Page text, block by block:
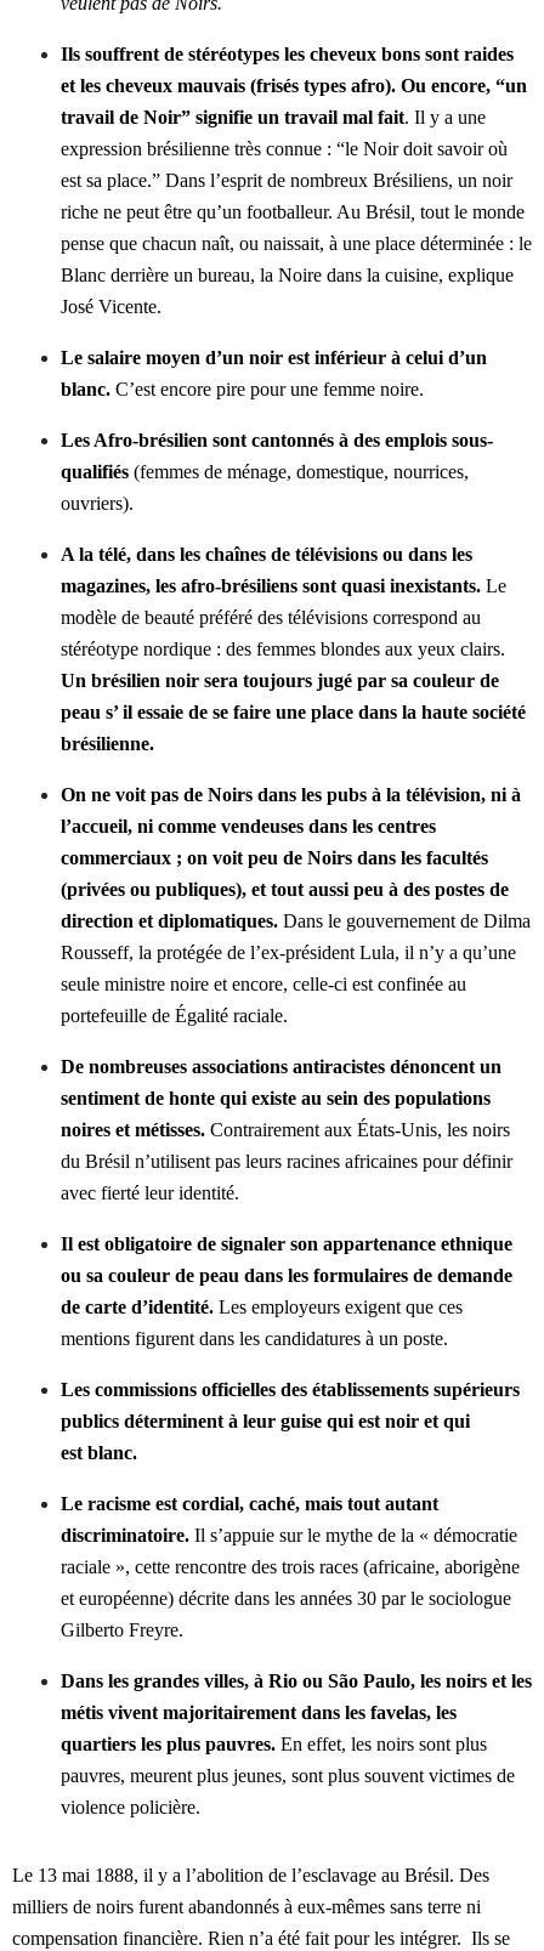
Ils souffrent de stéréotypes les cheveux bons sont raides
et les cheveux mauvais (frisés types afro). Ou encore, “un
travail de Noir” signifie un travail mal fait. Il y a une
expression brésilienne très connue : “le Noir doit savoir où
est sa place.” Dans l’esprit de nombreux Brésiliens, un noir
riche ne peut être qu’un footballeur. Au Brésil tout le monde
pense que chacun naît, ou naissait, à une place déterminée : le
Blanc derrière un bureau, la Noire dans la cuisine, explique
José Vicente.
Le salaire moyen d’un noir est inférieur à celui d’un
blanc. C’est encore pire pour une femme noire.
Les Afro-brésilien sont cantonnés à des emplois sous-
qualifiés (femmes de ménage, domestique, nourrices,
ouvriers).
A la télé, dans les chaînes de télévisions ou dans les
magazines, les afro-brésiliens sont quasi inexistants. Le
modèle de beauté préféré des télévisions correspond au
stéréotype nordique : des femmes blondes aux yeux clairs.
Un brésilien noir sera toujours jugé par sa couleur de
peau s’ il essaie de se faire une place dans la haute société
brésilienne.
On ne voit pas de Noirs dans les pubs à la télévision, ni à
l’accueil, ni comme vendeuses dans les centres
commerciaux ; on voit peu de Noirs dans les facultés
(privées ou publiques), et tout aussi peu à des postes de
direction et diplomatiques. Dans le gouvernement de Dilma
Rousseff, la protégée de l’ex-président Lula, il n’y a qu’une
seule ministre noire et encore, celle-ci est confinée au
portefeuille de Égalité raciale.
De nombreuses associations antiracistes dénoncent un
sentiment de honte qui existe au sein des populations
noires et métisses. Contrairement aux États-Unis, les noirs
du Brésil n’utilisent pas leurs racines africaines pour définir
avec fierté leur identité.
Il est obligatoire de signaler son appartenance ethnique
ou sa couleur de peau dans les formulaires de demande
de carte d’identité. Les em­ployeurs exigent que ces
mentions figurent dans les candidatures à un poste.
Les commissions officielles des établissements supérieurs
publics déterminent à leur guise qui est noir et qui
est blanc.
Le racisme est cordial, caché, mais tout autant
discriminatoire. Il s’appuie sur le mythe de la « démocratie
raciale », cette rencontre des trois races (africaine, aborigène
et européenne) décrite dans les années 30 par le sociologue
Gilberto Freyre.
Dans les grandes villes, à Rio ou São Paulo, les noirs et les
métis vivent majoritairement dans les favelas, les
quartiers les plus pauvres. En effet, les noirs sont plus
pauvres, meurent plus jeunes, sont plus souvent victimes de
violence policière.
Le 13 mai 1888, il y a l’abolition de l’esclavage au Brésil. Des
milliers de noirs furent abandonnés à eux-mêmes sans terre ni
compensation financière. Rien n’a été fait pour les intégrer. Ils se